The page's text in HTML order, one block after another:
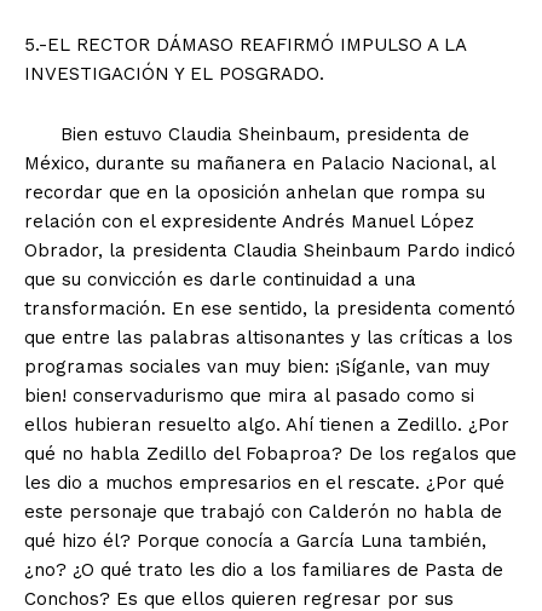
5.-EL RECTOR DÁMASO REAFIRMÓ IMPULSO A LA
INVESTIGACIÓN Y EL POSGRADO.
Bien estuvo Claudia Sheinbaum, presidenta de
México, durante su mañanera en Palacio Nacional, al
recordar que en la oposición anhelan que rompa su
relación con el expresidente Andrés Manuel López
Obrador, la presidenta Claudia Sheinbaum Pardo indicó
que su convicción es darle continuidad a una
transformación. En ese sentido, la presidenta comentó
que entre las palabras altisonantes y las críticas a los
programas sociales van muy bien: ¡Síganle, van muy
bien! conservadurismo que mira al pasado como si
ellos hubieran resuelto algo. Ahí tienen a Zedillo. ¿Por
qué no habla Zedillo del Fobaproa? De los regalos que
les dio a muchos empresarios en el rescate. ¿Por qué
este personaje que trabajó con Calderón no habla de
qué hizo él? Porque conocía a García Luna también,
¿no? ¿O qué trato les dio a los familiares de Pasta de
Conchos? Es que ellos quieren regresar por sus